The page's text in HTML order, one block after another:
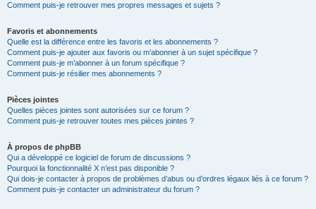
Comment puis-je retrouver mes propres messages et sujets ?
Favoris et abonnements
Quelle est la différence entre les favoris et les abonnements ?
Comment puis-je ajouter aux favoris ou m’abonner à un sujet spécifique ?
Comment puis-je m’abonner à un forum spécifique ?
Comment puis-je résilier mes abonnements ?
Pièces jointes
Quelles pièces jointes sont autorisées sur ce forum ?
Comment puis-je retrouver toutes mes pièces jointes ?
À propos de phpBB
Qui a développé ce logiciel de forum de discussions ?
Pourquoi la fonctionnalité X n’est pas disponible ?
Qui dois-je contacter à propos de problèmes d’abus ou d’ordres légaux liés à ce forum ?
Comment puis-je contacter un administrateur du forum ?